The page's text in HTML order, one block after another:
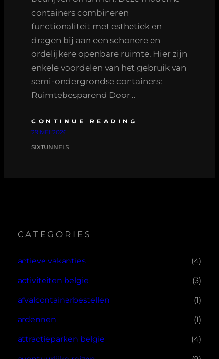
containers combineren
functionaliteit met esthetiek en
dragen bij aan een schonere en
ordelijkere openbare ruimte. Hier zijn
enkele voordelen van het gebruik van
semi-ondergrondse containers:
Ruimtebesparend Door…
CONTINUE READING
29 MEI 2026
SIXTUNNELS
CATEGORIES
actieve vakanties (4)
activiteiten belgie (3)
afvalcontainerbestellen (1)
ardennen (1)
attractieparken belgie (4)